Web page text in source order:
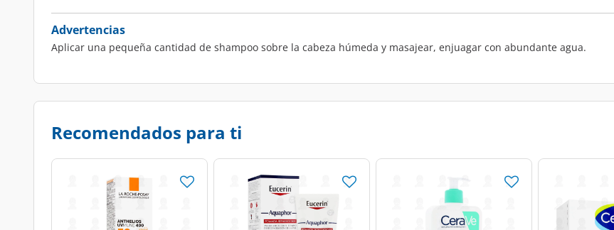
Advertencias
Aplicar una pequeña cantidad de shampoo sobre la cabeza húmeda y masajear, enjuagar con abundante agua.
Recomendados para ti